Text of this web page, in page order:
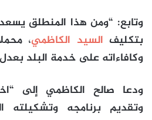
وتابع: “ومن هذا المنطلق
بتكليفالسيد الكاظمي،
وكافاءاته على خدمة البلد بعدل
ودعا صالح الكاظمي إلى
وتقديم برنامجه وتشكيلته